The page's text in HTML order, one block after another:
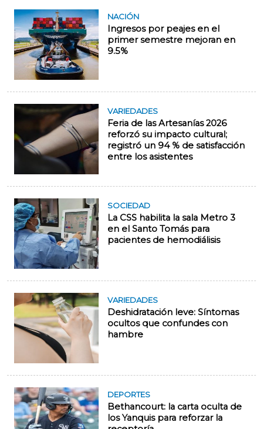
NACIÓN
Ingresos por peajes en el
primer semestre mejoran en
9.5%
VARIEDADES
Feria de las Artesanías 2026
reforzó su impacto cultural;
registró un 94 % de satisfacción
entre los asistentes
SOCIEDAD
La CSS habilita la sala Metro 3
en el Santo Tomás para
pacientes de hemodiálisis
VARIEDADES
Deshidratación leve: Síntomas
ocultos que confundes con
hambre
DEPORTES
Bethancourt: la carta oculta de
los Yanquis para reforzar la